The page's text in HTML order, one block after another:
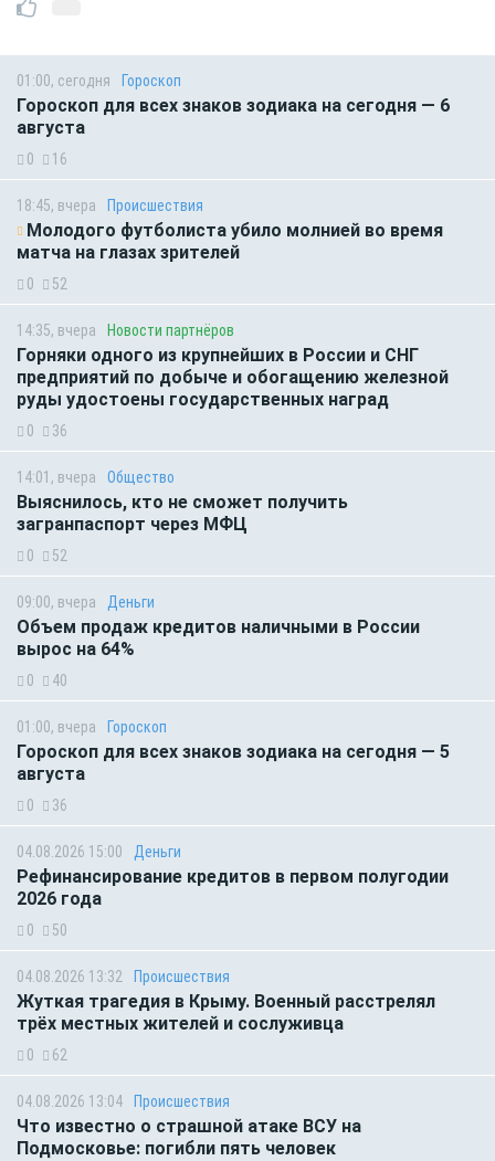
01:00, сегодня Гороскоп
Гороскоп для всех знаков зодиака на сегодня — 6
августа
0 16
18:45, вчера Происшествия
Молодого футболиста убило молнией во время
матча на глазах зрителей
0 52
14:35, вчера Новости партнёров
Горняки одного из крупнейших в России и СНГ
предприятий по добыче и обогащению железной
руды удостоены государственных наград
0 36
14:01, вчера Общество
Выяснилось, кто не сможет получить
загранпаспорт через МФЦ
0 52
09:00, вчера Деньги
Объем продаж кредитов наличными в России
вырос на 64%
0 40
01:00, вчера Гороскоп
Гороскоп для всех знаков зодиака на сегодня — 5
августа
0 36
04.08.2026 15:00 Деньги
Рефинансирование кредитов в первом полугодии
2026 года
0 50
04.08.2026 13:32 Происшествия
Жуткая трагедия в Крыму. Военный расстрелял
трёх местных жителей и сослуживца
0 62
04.08.2026 13:04 Происшествия
Что известно о страшной атаке ВСУ на
Подмосковье: погибли пять человек